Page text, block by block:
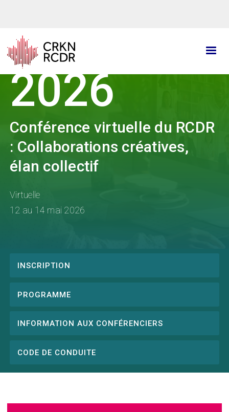
principal
2026
Conférence virtuelle du RCDR
: Collaborations créatives,
élan collectif
Virtuelle
12 au 14 mai 2026
Conference
INSCRIPTION
PROGRAMME
INFORMATION AUX CONFÉRENCIERS
CODE DE CONDUITE